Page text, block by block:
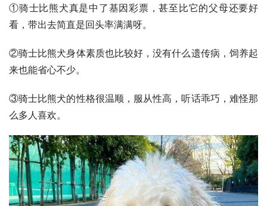
①骑士比熊犬真是中了基因彩票，甚至比它的父母还要好
看，带出去简直是回头率满满呀。
②骑士比熊犬身体素质也比较好，没有什么遗传病，饲养起
来也能省心不少。
③骑士比熊犬的性格很温顺，服从性高，听话乖巧，难怪那
么多人喜欢。